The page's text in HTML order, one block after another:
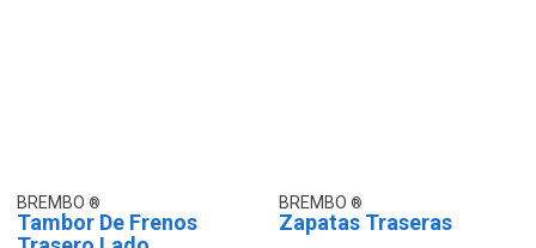
BREMBO
Tambor De Frenos
BREMBO
Zapatas Traseras